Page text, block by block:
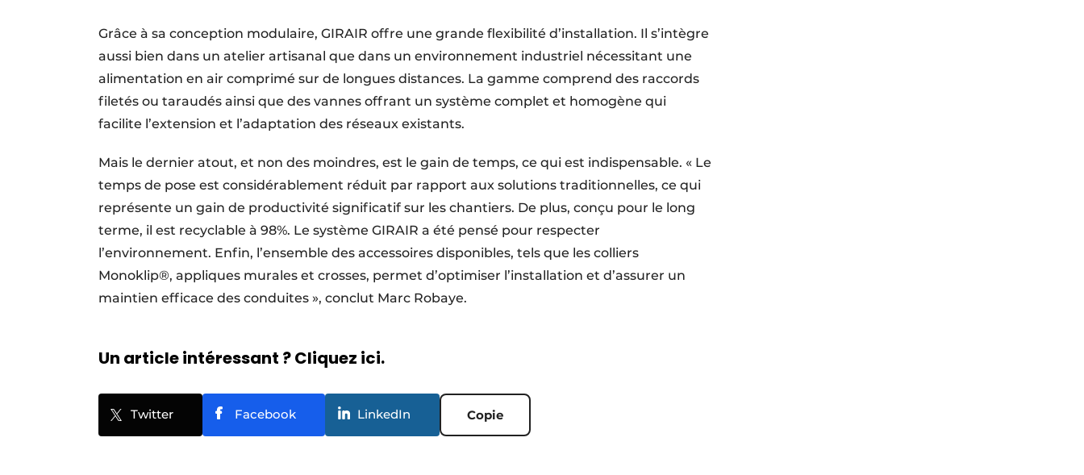
Grâce à sa conception modulaire, GIRAIR offre une grande flexibilité d’installation. Il s’intègre
aussi bien dans un atelier artisanal que dans un environnement industriel nécessitant une
alimentation en air comprimé sur de longues distances. La gamme comprend des raccords
filetés ou taraudés ainsi que des vannes offrant un système complet et homogène qui
facilite l’extension et l’adaptation des réseaux existants.
Mais le dernier atout, et non des moindres, est le gain de temps, ce qui est indispensable. « Le
temps de pose est considérablement réduit par rapport aux solutions traditionnelles, ce qui
représente un gain de productivité significatif sur les chantiers. De plus, conçu pour le long
terme, il est recyclable à 98%. Le système GIRAIR a été pensé pour respecter
l’environnement. Enfin, l’ensemble des accessoires disponibles, tels que les colliers
Monoklip®, appliques murales et crosses, permet d’optimiser l’installation et d’assurer un
maintien efficace des conduites », conclut Marc Robaye.
Un article intéressant ? Cliquez ici.
Twitter Facebook LinkedIn Copie